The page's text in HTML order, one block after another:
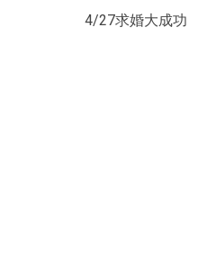
4/27求婚大成功